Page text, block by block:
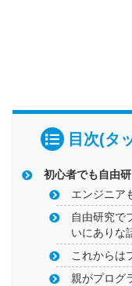
目次(タ
初心者でも自由
エンジニア
自由研究で
いにありな
これからは
親がプログ